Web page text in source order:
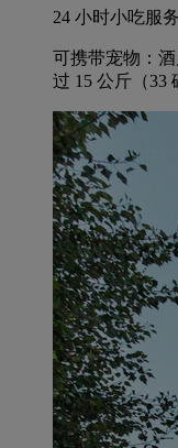
24 小时小吃服务
可携带宠物：
过 15 公斤（33